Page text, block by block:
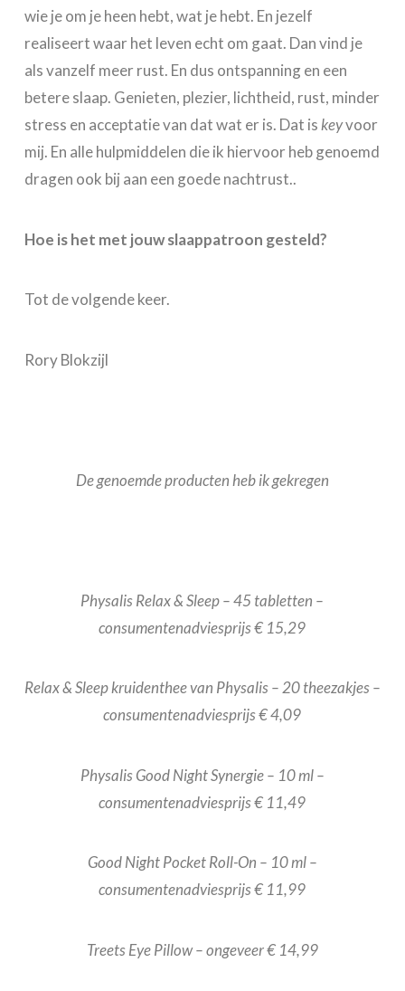
wie je om je heen hebt, wat je hebt. En jezelf
realiseert waar het leven echt om gaat. Dan vind je
als vanzelf meer rust. En dus ontspanning en een
betere slaap. Genieten, plezier, lichtheid, rust, minder
stress en acceptatie van dat wat er is. Dat is keyvoor
mij. En alle hulpmiddelen die ik hiervoor heb genoemd
dragen ook bij aan een goede nachtrust..
Hoe is het met jouw slaappatroon gesteld?
Tot de volgende keer.
Rory Blokzijl
De genoemde producten heb ik gekregen
Physalis Relax & Sleep – 45 tabletten –
consumentenadviesprijs € 15,29
Relax & Sleep kruidenthee van Physalis – 20 theezakjes –
consumentenadviesprijs € 4,09
Physalis Good Night Synergie – 10 ml –
consumentenadviesprijs € 11,49
Good Night Pocket Roll-On – 10 ml –
consumentenadviesprijs € 11,99
Treets Eye Pillow – ongeveer € 14,99